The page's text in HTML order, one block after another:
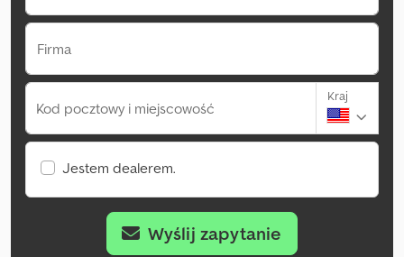
Firma
Kod pocztowy i miejscowość
Kraj
Jestem dealerem.
Wyślij zapytanie